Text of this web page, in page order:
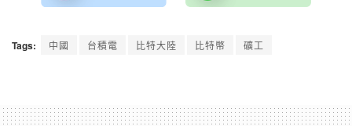
Tags: 中國 台積電 比特大陸 比特幣 礦工